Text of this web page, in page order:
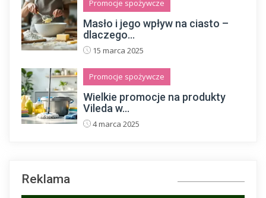
Promocje spożywcze
Masło i jego wpływ na ciasto –
dlaczego...
15 marca 2025
Promocje spożywcze
Wielkie promocje na produkty
Vileda w...
4 marca 2025
Reklama